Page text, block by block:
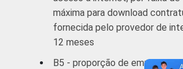
atividades
administrativas
máxima para download
fornecida pelo provedor de
12 meses
B5 - proporção de empresas